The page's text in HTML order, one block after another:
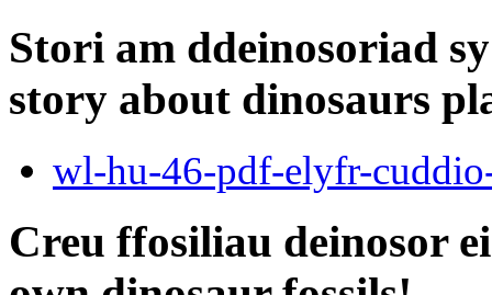
Stori am ddeinosoriad
story about dinosaurs
wl-hu-46-pdf-elyfr-
Creu ffosiliau deinosor